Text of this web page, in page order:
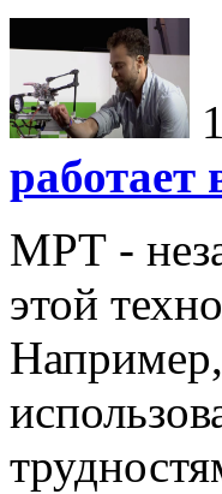
МРТ -
этой